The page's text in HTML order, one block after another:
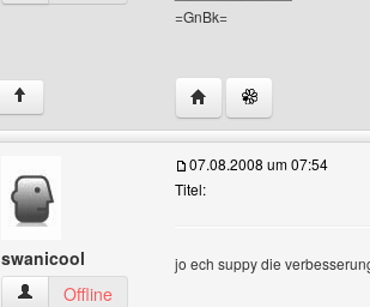
=GnBk=
↑ Website dieses
swanicool
swanicool Benutzer-Profile anzeigen
Offline
07.08.2008 um 07:54
Titel:
jo ech suppy die